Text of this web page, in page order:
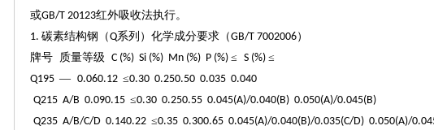
或GB/T 20123红外吸收法执行。
1. 碳素结构钢（Q系列）化学成分要求（GB/T 7002006）
牌号 质量等级 C (%) Si (%) Mn (%) P (%) ≤ S (%) ≤
Q195 — 0.060.12 ≤0.30 0.250.50 0.035 0.040
Q215 A/B 0.090.15 ≤0.30 0.250.55 0.045(A)/0.040(B) 0.050(A)/0.045(B)
Q235 A/B/C/D 0.140.22 ≤0.35 0.300.65 0.045(A)/0.040(B)/0.035(C/D) 0.050(A)/